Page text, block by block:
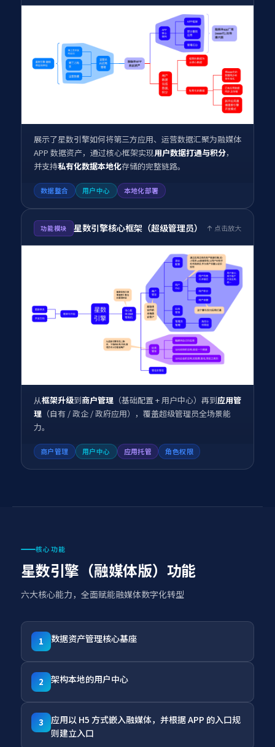
展示了星数引擎如何将第三方应用、运营数据汇聚为融媒体
APP 数据资产，通过核心框架实现用户数据打通与积分，
并支持私有化数据本地化存储的完整链路。
数据整合 用户中心 本地化部署
功能模块 星数引擎核心框架（超级管理员） 点击放大
从框架升级到商户管理 （基础配置 + 用户中心）再到应用管
理 （自有 / 政企 / 政府应用），覆盖超级管理员全场景能
力。
商户管理 用户中心 应用托管 角色权限
核心功能
星数引擎（融媒体版）功能
六大核心能力，全面赋能融媒体数字化转型
1 数据资产管理核心基座
2 架构本地的用户中心
3
应用以 H5 方式嵌入融媒体，并根据 APP 的入口规
则建立入口